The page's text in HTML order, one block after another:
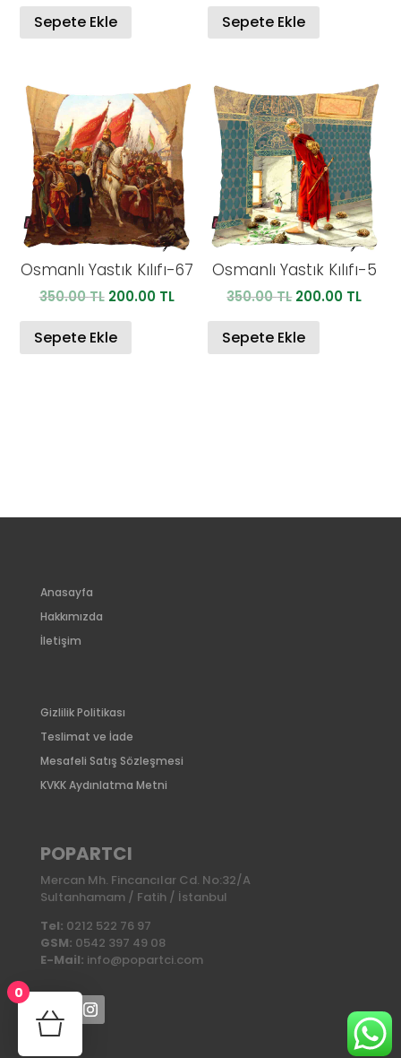
350.00 TL.
200.00 TL.
Sepete Ekle
350.00 TL.
Sepete Ekle
Osmanlı Yastık Kılıfı-67
350.00TL Orijinal
350.00 TL.
200.00 TLŞu
200.00 TL.
Sepete Ekle
Osmanlı Yastık Kılıfı-5
350.00TL Orijinal
350.00 TL.
200.00 TLŞu
Sepete Ekle
Anasayfa
Hakkımızda
İletişim
Gizlilik Politikası
Teslimat ve İade
Mesafeli Satış Sözleşmesi
KVKK Aydınlatma Metni
POPARTCI
Mercan Mh. Fincancılar Cd. No:32/A
Sultanhamam / Fatih / İstanbul
Tel: 0212 522 76 97
GSM: 0542 397 49 08
E-Mail: info@popartci.com
0